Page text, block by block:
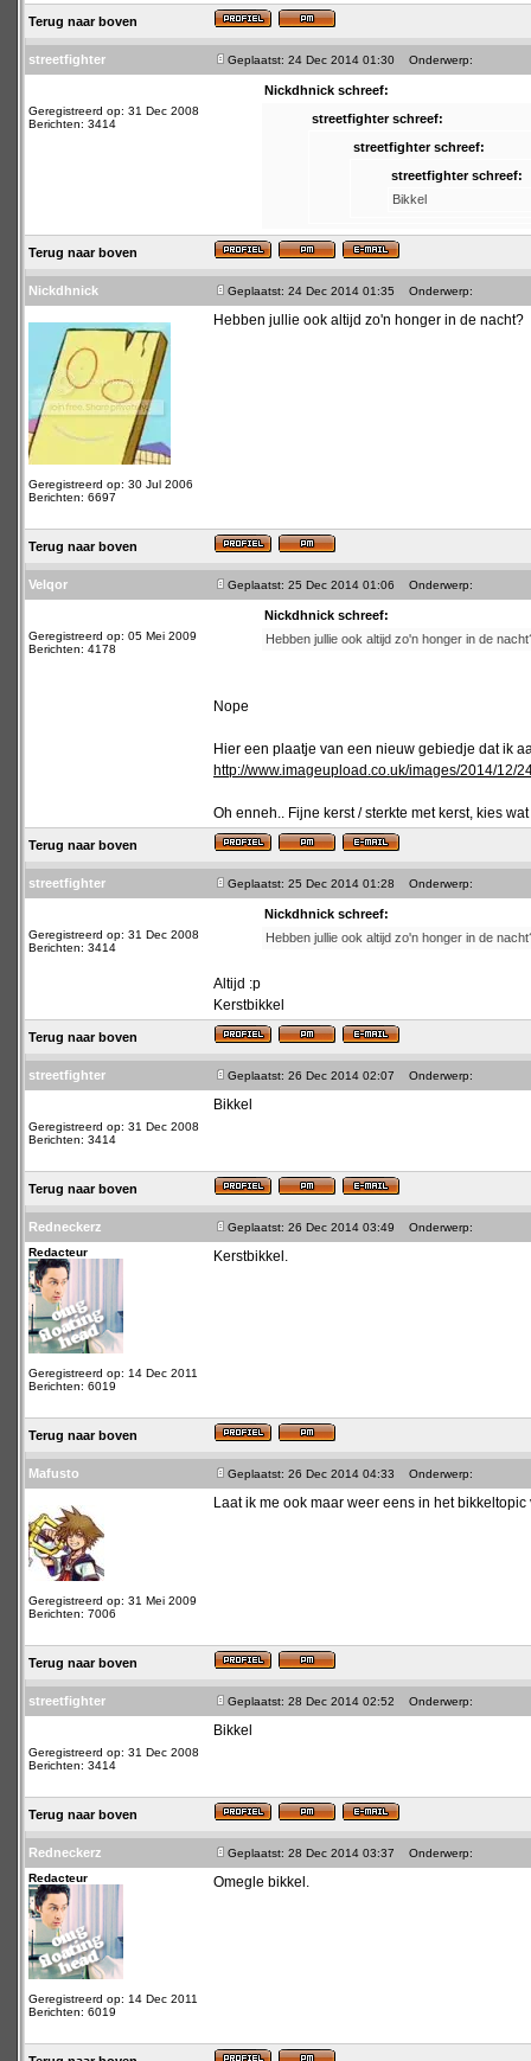
Terug naar boven
streetfighter Geplaatst: 24 Dec 2014 01:30 Onderwerp:
Geregistreerd op: 31 Dec 2008
Berichten: 3414
Nickdhnick schreef:
streetfighter schreef:
streetfighter schreef:
streetfighter schreef:
Bikkel
Terug naar boven
Nickdhnick Geplaatst: 24 Dec 2014 01:35 Onderwerp:
Geregistreerd op: 30 Jul 2006
Berichten: 6697
Hebben jullie ook altijd zo'n honger in de nacht?
Terug naar boven
Velqor Geplaatst: 25 Dec 2014 01:06 Onderwerp:
Geregistreerd op: 05 Mei 2009
Berichten: 4178
Nickdhnick schreef:
Hebben jullie ook altijd zo'n honger in de
Nope
Hier een plaatje van een nieuw gebiedje dat ik
http://www.imageupload.co.uk/images/2014/12/
Oh enneh.. Fijne kerst / sterkte met kerst, kies
Terug naar boven
streetfighter Geplaatst: 25 Dec 2014 01:28 Onderwerp:
Geregistreerd op: 31 Dec 2008
Berichten: 3414
Nickdhnick schreef:
Hebben jullie ook altijd zo'n honger in de
Altijd :p
Kerstbikkel
Terug naar boven
streetfighter Geplaatst: 26 Dec 2014 02:07 Onderwerp:
Geregistreerd op: 31 Dec 2008
Berichten: 3414
Bikkel
Terug naar boven
Redneckerz Geplaatst: 26 Dec 2014 03:49
Onderwerp:
Redacteur
Geregistreerd op: 14 Dec 2011
Berichten: 6019
Kerstbikkel.
Terug naar boven
Mafusto Geplaatst: 26 Dec 2014 04:33 Onderwerp:
Geregistreerd op: 31 Mei 2009
Berichten: 7006
Laat ik me ook maar weer eens in het bikkeltopic
Terug naar boven
streetfighter Geplaatst: 28 Dec 2014 02:52 Onderwerp:
Geregistreerd op: 31 Dec 2008
Berichten: 3414
Bikkel
Terug naar boven
Redneckerz Geplaatst: 28 Dec 2014 03:37
Onderwerp:
Redacteur
Geregistreerd op: 14 Dec 2011
Berichten: 6019
Omegle bikkel.